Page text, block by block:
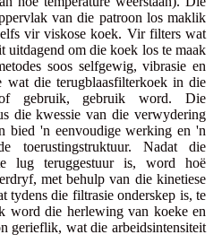
van die patroon los maklik
vir viskose koek. Vir filters wat
uitdagend om die koek los te maak
soos selfgewig, vibrasie en
wat die terugblaasfilterkoek in die
gebruik, gebruik word. Die
die kwessie van die verwydering
bied 'n eenvoudige werking en 'n
toerustingstruktuur. Nadat die
lug teruggestuur is, word hoë
met behulp van die kinetiese
tydens die filtrasie onderskep is, te
word die herlewing van koeke en
gerieflik, wat die arbeidsintensiteit